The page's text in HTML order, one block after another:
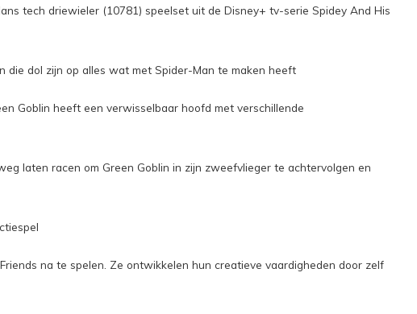
tech driewieler (10781) speelset uit de Disney+ tv-serie Spidey And His
die dol zijn op alles wat met Spider-Man te maken heeft
Goblin heeft een verwisselbaar hoofd met verschillende
laten racen om Green Goblin in zijn zweefvlieger te achtervolgen en
na te spelen. Ze ontwikkelen hun creatieve vaardigheden door zelf